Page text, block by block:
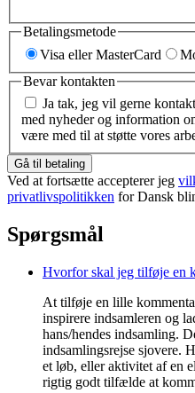
Betalingsmetode
Visa eller MasterCard
Bevar kontakten
Ja tak, jeg vil gerne
med nyheder og information
være med til at støtte vores
Gå til betaling
Ved at fortsætte accepterer jeg
privatlivspolitikken for Dansk
Spørgsmål
Hvorfor skal jeg tilføje en
At tilføje en lille
inspirere indsamleren og
hans/hendes indsamling.
indsamlingsrejse sjovere.
et løb, eller aktivitet af en
rigtig godt tilfælde at